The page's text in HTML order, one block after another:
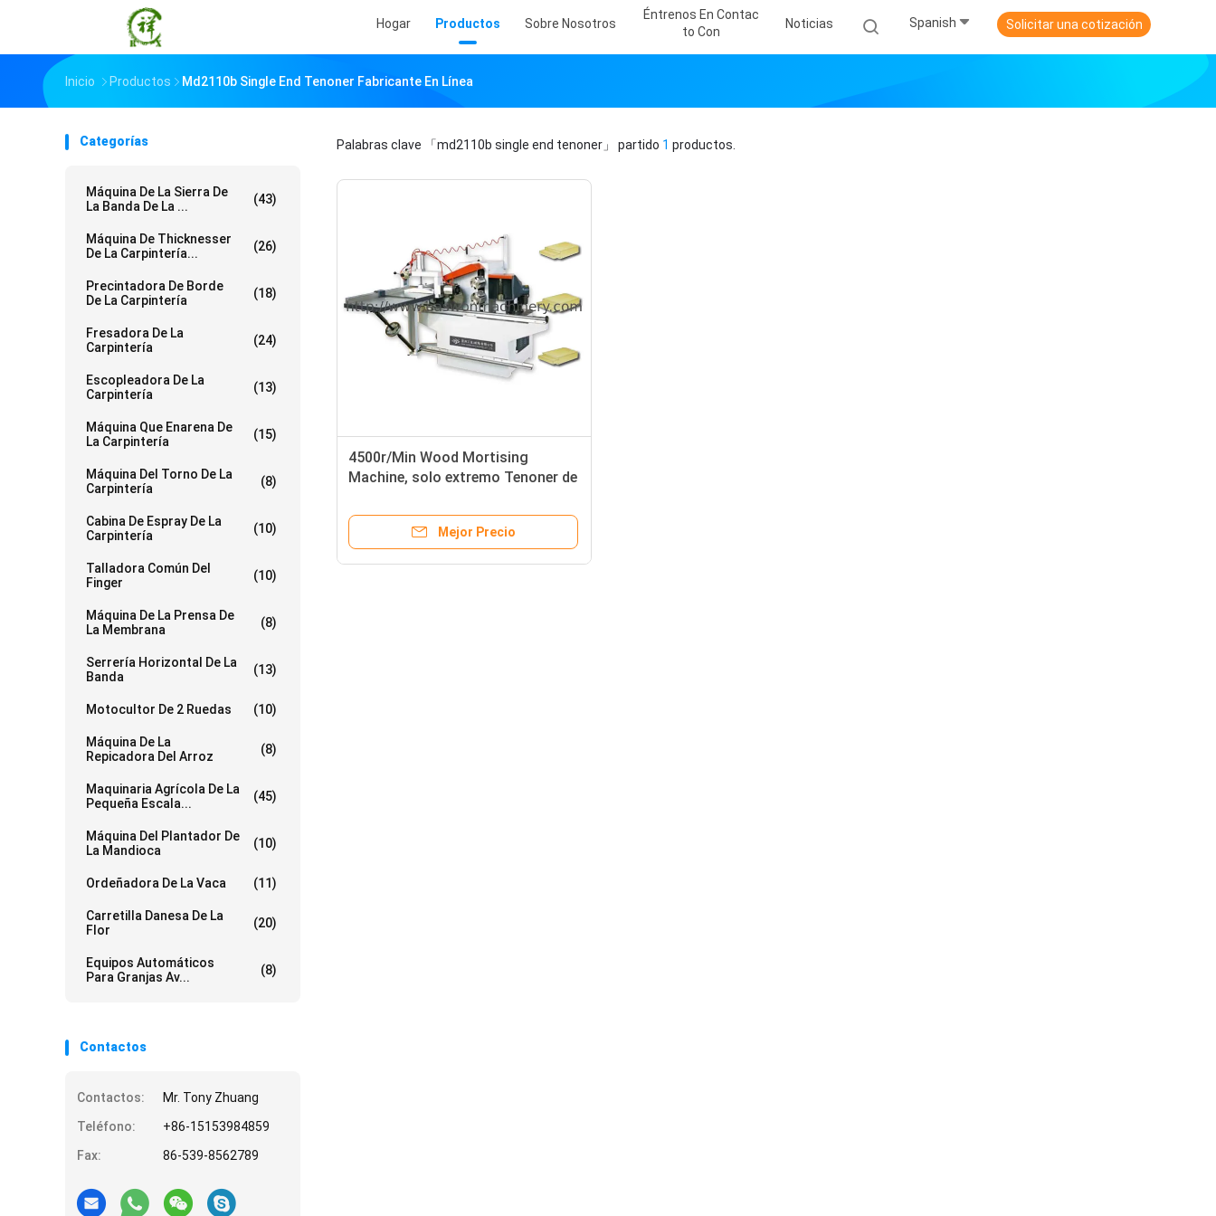
Hogar Productos Sobre Nosotros
Éntrenos En Contac
To Con
Noticias Spanish Solicitar una cotización
Inicio Productos Md2110b Single End Tenoner Fabricante En Línea
Categorías
Máquina De La Sierra De
La Banda De La ...
(43)
Máquina De Thicknesser
De La Carpintería...
(26)
Precintadora De Borde
De La Carpintería
(18)
Fresadora De La
Carpintería
(24)
Escopleadora De La
Carpintería
(13)
Máquina Que Enarena De
La Carpintería
(15)
Máquina Del Torno De La
Carpintería
(8)
Cabina De Espray De La
Carpintería
(10)
Talladora Común Del
Finger
(10)
Máquina De La Prensa De
La Membrana
(8)
Serrería Horizontal De La
Banda
(13)
Motocultor De 2 Ruedas (10)
Máquina De La
Repicadora Del Arroz
(8)
Maquinaria Agrícola De La
Pequeña Escala...
(45)
Máquina Del Plantador De
La Mandioca
(10)
Ordeñadora De La Vaca (11)
Carretilla Danesa De La
Flor
(20)
Equipos Automáticos
Para Granjas Av...
(8)
Contactos
Contactos:
Mr. Tony Zhuang
Teléfono:
+86-15153984859
Fax:
86-539-8562789
Palabras clave 「md2110b single end tenoner」 partido 1 productos.
4500r/Min Wood Mortising
Machine, solo extremo Tenoner de
Mejor Precio